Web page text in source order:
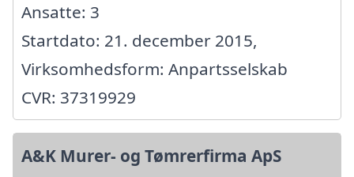
Ansatte: 3
Startdato: 21. december 2015,
Virksomhedsform: Anpartsselskab
CVR: 37319929
A&K Murer- og Tømrerfirma ApS